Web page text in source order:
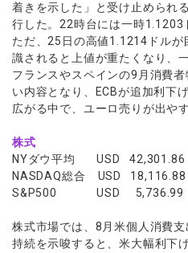
着きを示した」と受け止められ
行した。22時台には一時1.1203
ただ、25日の高値1.1214ドルが
識されると上値が重たくなり、
フランスやスペインの9月消費
い内容となり、ECBが追加利下
広がる中で、ユーロ売りが出や
株式
NYダウ平均 USD
NASDAQ総合 USD
S&P500 USD 5,736.99
株式市場では、8月米個人消費
持続を示唆すると、米大幅利下